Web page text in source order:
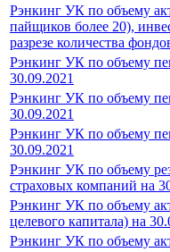
Рэнкинг УК по объему
пайщиков более 20),
разрезе количества
Рэнкинг УК по объему
30.09.2021
Рэнкинг УК по объему
30.09.2021
Рэнкинг УК по объему
30.09.2021
Рэнкинг УК по объему
страховых компаний на
Рэнкинг УК по объему
целевого капитала) на
Рэнкинг УК по объему